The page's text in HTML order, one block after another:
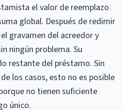
el valor de reemplazo
global. Después de redimir
gravamen del acreedor y
ningún problema. Su
restante del préstamo. Sin
los casos, esto no es posible
no tienen suficiente
único.